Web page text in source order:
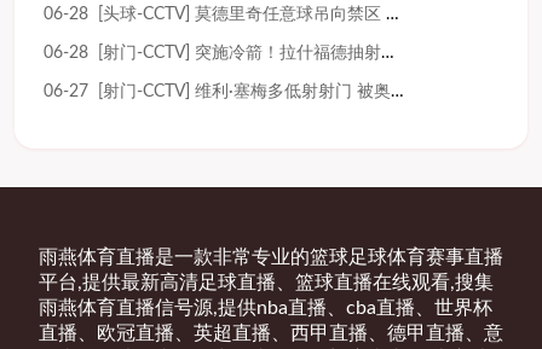
06-28 [头球-CCTV] 莫德里奇任意球吊向禁区 蓬格拉契奇头球射门顶高
06-28 [射门-CCTV] 突施冷箭！拉什福德抽射近角被门将扑出
06-27 [射门-CCTV] 维利·塞梅多低射射门 被奥韦斯扑出
雨燕体育直播是一款非常专业的篮球足球体育赛事直播
平台,提供最新高清足球直播、篮球直播在线观看,搜集
雨燕体育直播信号源,提供nba直播、cba直播、世界杯
直播、欧冠直播、英超直播、西甲直播、德甲直播、意